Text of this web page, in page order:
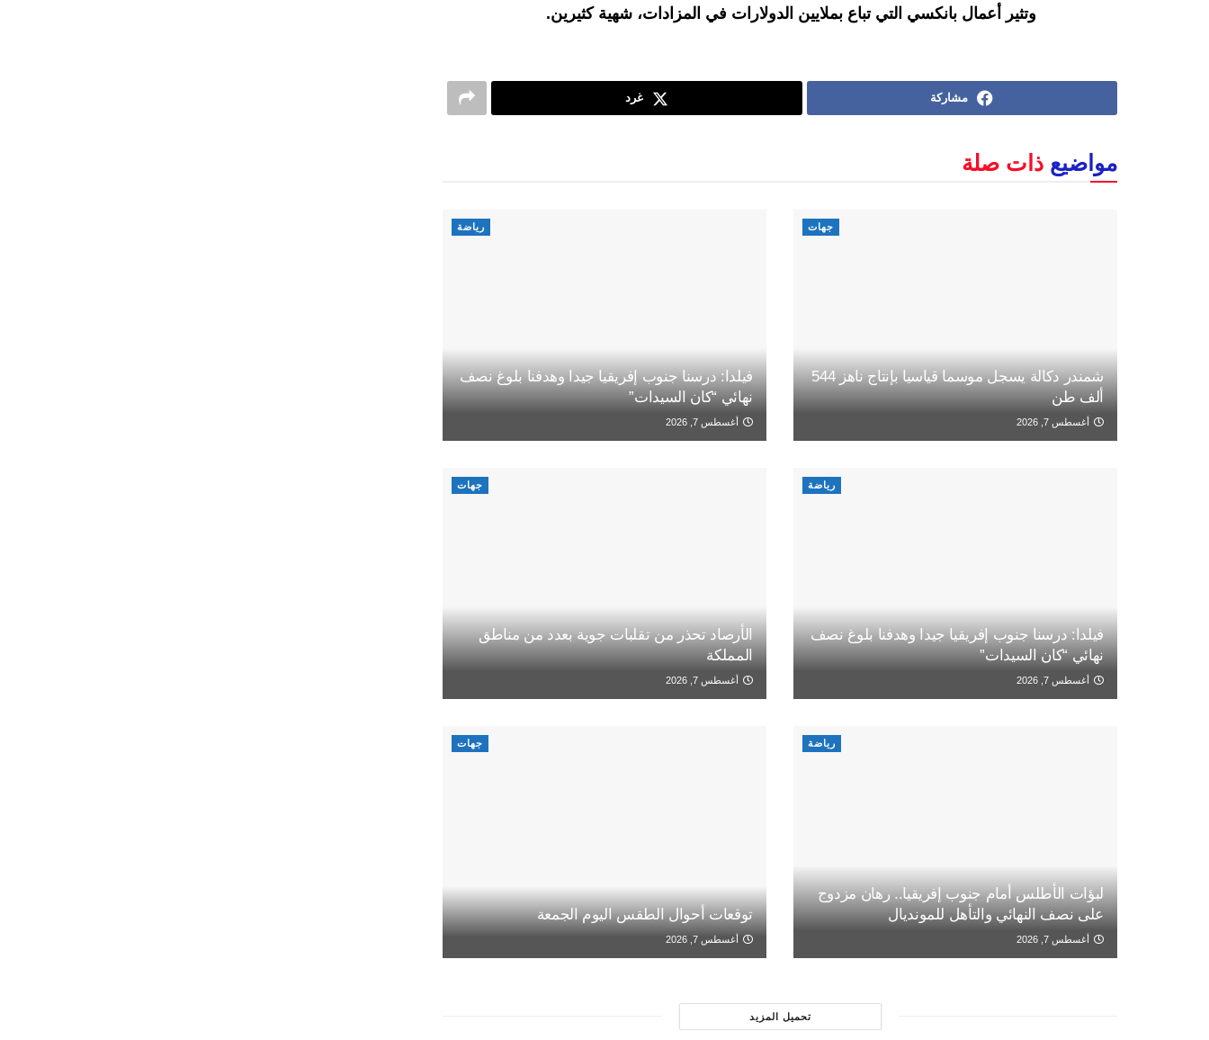
وتثير أعمال بانكسي التي تباع بملايين الدولارات في المزادات، شهية كثيرين.
مشاركة غرد
مواضيع ذات صلة
جهات
شمندر دكالة يسجل موسما قياسيا بإنتاج ناهز 544
ألف طن
أغسطس 7, 2026
رياضة
فيلدا: درسنا جنوب إفريقيا جيدا وهدفنا بلوغ نصف
نهائي “كان السيدات”
أغسطس 7, 2026
رياضة
فيلدا: درسنا جنوب إفريقيا جيدا وهدفنا بلوغ نصف
نهائي “كان السيدات”
أغسطس 7, 2026
جهات
الأرصاد تحذر من تقلبات جوية بعدد من مناطق
المملكة
أغسطس 7, 2026
رياضة
لبؤات الأطلس أمام جنوب إفريقيا.. رهان مزدوج
على نصف النهائي والتأهل للمونديال
أغسطس 7, 2026
جهات
توقعات أحوال الطقس اليوم الجمعة
أغسطس 7, 2026
تحميل المزيد